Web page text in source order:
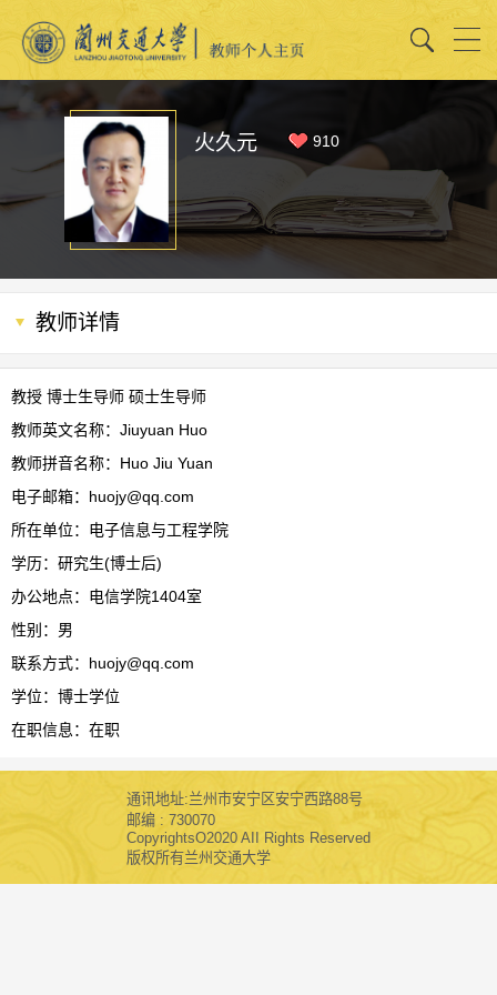
火久元 910
教师详情
教授 博士生导师 硕士生导师
教师英文名称：Jiuyuan Huo
教师拼音名称：Huo Jiu Yuan
电子邮箱： huojy@qq.com
所在单位：电子信息与工程学院
学历：研究生(博士后)
办公地点：电信学院1404室
性别：男
联系方式：huojy@qq.com
学位：博士学位
在职信息：在职
通讯地址:兰州市安宁区安宁西路88号
邮编 : 730070
CopyrightsO2020 AII Rights Reserved
版权所有兰州交通大学